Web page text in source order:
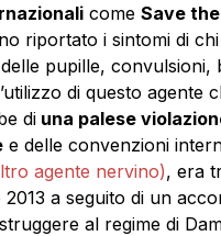
come Save
riportato i sintomi di chi
pupille,
di questo agente
diuna palese
e delle convenzioni
agente nervino), era
2013 a seguito di un
al regime di